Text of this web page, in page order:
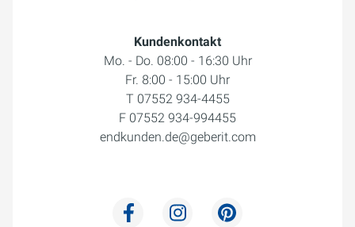
Kundenkontakt
Mo. - Do. 08:00 - 16:30 Uhr
Fr. 8:00 - 15:00 Uhr
T 07552 934-4455
F 07552 934-994455
endkunden.de@geberit.com